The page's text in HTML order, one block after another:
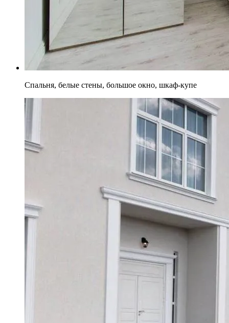
Спальня, белые стены, большое окно, шкаф-купе